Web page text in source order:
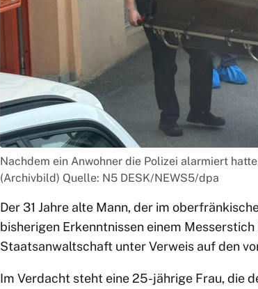
Nachdem ein Anwohner die Polizei alarmiert
(Archivbild) Quelle: N5 DESK/NEWS5/dpa
Der 31 Jahre alte Mann, der im
bisherigen Erkenntnissen einem
Staatsanwaltschaft unter Verweis auf den
Im Verdacht steht eine 25-jährige Frau, die